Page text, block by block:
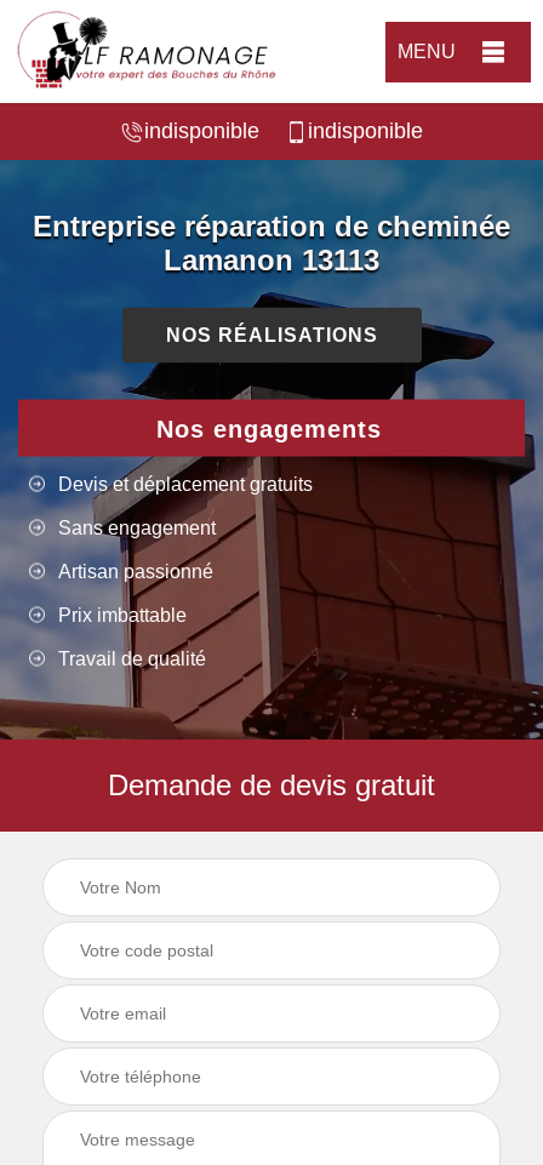
MENU
indisponible indisponible
Entreprise réparation de cheminée
Lamanon 13113
NOS RÉALISATIONS
Nos engagements
Devis et déplacement gratuits
Sans engagement
Artisan passionné
Prix imbattable
Travail de qualité
Demande de devis gratuit